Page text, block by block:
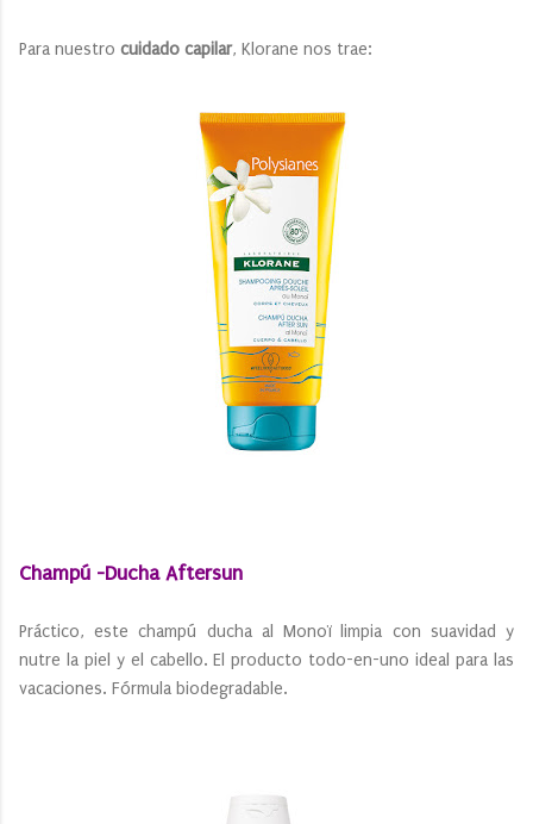
Para nuestro cuidado capilar, Klorane nos trae:
Champú -Ducha Aftersun
Práctico, este champú ducha al Monoï limpia con suavidad y
nutre la piel y el cabello. El producto todo-en-uno ideal para las
vacaciones. Fórmula biodegradable.